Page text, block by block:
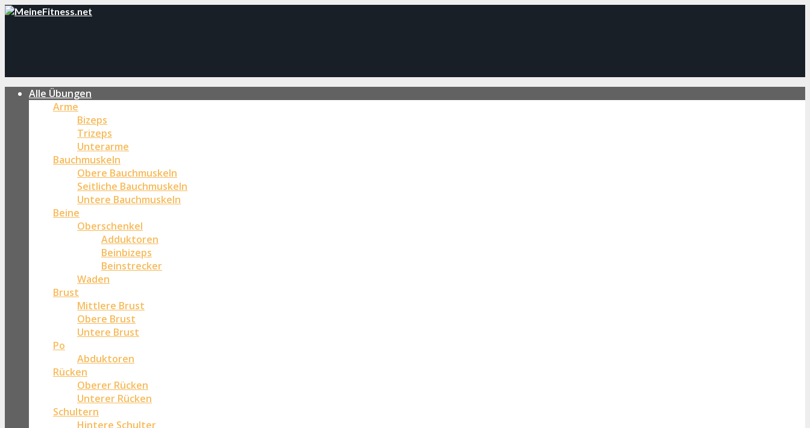
Alle Übungen
Arme
Bizeps
Trizeps
Unterarme
Bauchmuskeln
Obere Bauchmuskeln
Seitliche Bauchmuskeln
Untere Bauchmuskeln
Beine
Oberschenkel
Adduktoren
Beinbizeps
Beinstrecker
Waden
Brust
Mittlere Brust
Obere Brust
Untere Brust
Po
Abduktoren
Rücken
Oberer Rücken
Unterer Rücken
Schultern
Hintere Schulter